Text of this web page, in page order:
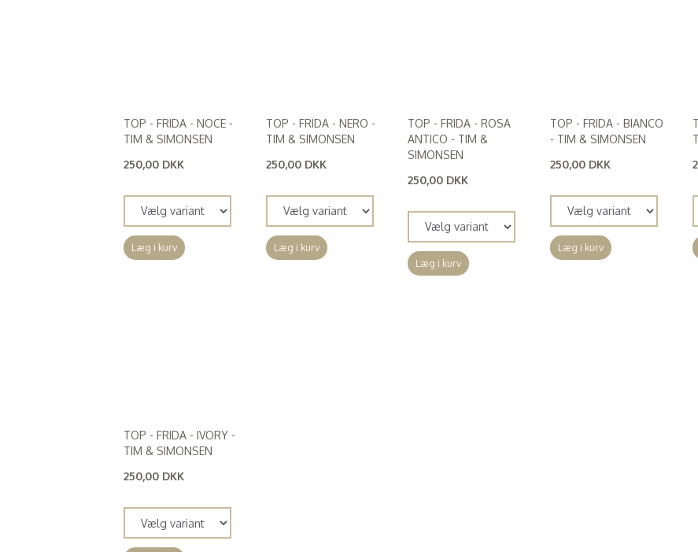
TOP - FRIDA - NOCE -
TIM & SIMONSEN
250,00 DKK
Læg i kurv
TOP - FRIDA - NERO -
TIM & SIMONSEN
250,00 DKK
Læg i kurv
TOP - FRIDA - ROSA
ANTICO - TIM &
SIMONSEN
250,00 DKK
Læg i kurv
TOP - FRIDA - BIANCO
- TIM & SIMONSEN
250,00 DKK
Læg i kurv
TOP - FRIDA - IVORY -
TIM & SIMONSEN
250,00 DKK